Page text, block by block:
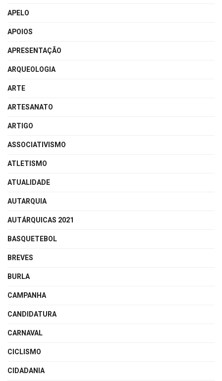
APELO
APOIOS
APRESENTAÇÃO
ARQUEOLOGIA
ARTE
ARTESANATO
ARTIGO
ASSOCIATIVISMO
ATLETISMO
ATUALIDADE
AUTARQUIA
AUTÁRQUICAS 2021
BASQUETEBOL
BREVES
BURLA
CAMPANHA
CANDIDATURA
CARNAVAL
CICLISMO
CIDADANIA